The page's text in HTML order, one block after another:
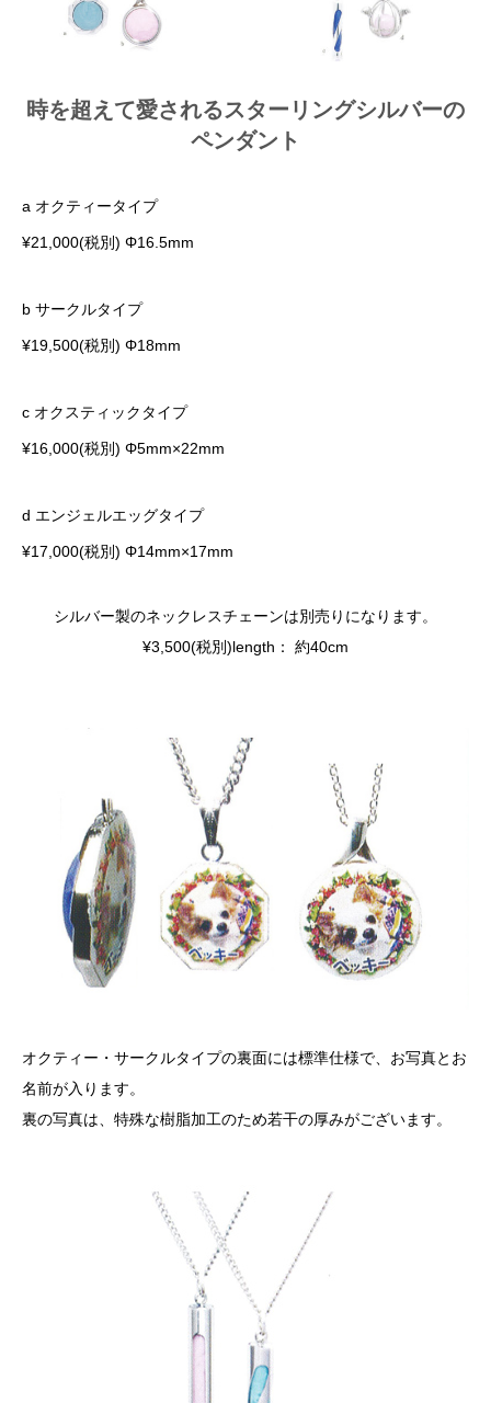
時を超えて愛されるスターリングシルバーの
ペンダント
a オクティータイプ
¥21,000(税別) Φ16.5mm
b サークルタイプ
¥19,500(税別) Φ18mm
c オクスティックタイプ
¥16,000(税別) Φ5mm×22mm
d エンジェルエッグタイプ
¥17,000(税別) Φ14mm×17mm
シルバー製のネックレスチェーンは別売りになります。
¥3,500(税別)length： 約40cm
オクティー・サークルタイプの裏面には標準仕様で、お写真とお
名前が入ります。
裏の写真は、特殊な樹脂加工のため若干の厚みがございます。